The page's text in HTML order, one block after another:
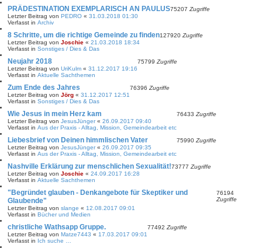
PRÄDESTINATION EXEMPLARISCH AN PAULUS
Letzter Beitrag von PEDRO « 31.03.2018 01:30
Verfasst in Archiv
75207 Zugriffe
8 Schritte, um die richtige Gemeinde zu finden
Letzter Beitrag von Joschie « 21.03.2018 18:34
Verfasst in Sonstiges / Dies & Das
127920 Zugriffe
Neujahr 2018
Letzter Beitrag von UriKulm « 31.12.2017 19:16
Verfasst in Aktuelle Sachthemen
75799 Zugriffe
Zum Ende des Jahres
Letzter Beitrag von Jörg « 31.12.2017 12:51
Verfasst in Sonstiges / Dies & Das
76396 Zugriffe
Wie Jesus in mein Herz kam
Letzter Beitrag von JesusJünger« 26.09.2017 09:40
Verfasst in Aus der Praxis - Alltag, Mission, Gemeindearbeit etc
76433 Zugriffe
Liebesbrief von Deinen himmlischen Vater
Letzter Beitrag von JesusJünger« 26.09.2017 09:35
Verfasst in Aus der Praxis - Alltag, Mission, Gemeindearbeit etc
75990 Zugriffe
Nashville Erklärung zur menschlichen Sexualität!
Letzter Beitrag von Joschie « 24.09.2017 16:28
Verfasst in Aktuelle Sachthemen
73777 Zugriffe
"Begründet glauben - Denkangebote für Skeptiker und
Glaubende"
Letzter Beitrag von slange « 12.08.2017 09:01
Verfasst in Bücher und Medien
76194
Zugriffe
christliche Wathsapp Gruppe.
Letzter Beitrag von Matze7443 « 17.03.2017 09:01
Verfasst in Ich suche …
77492 Zugriffe